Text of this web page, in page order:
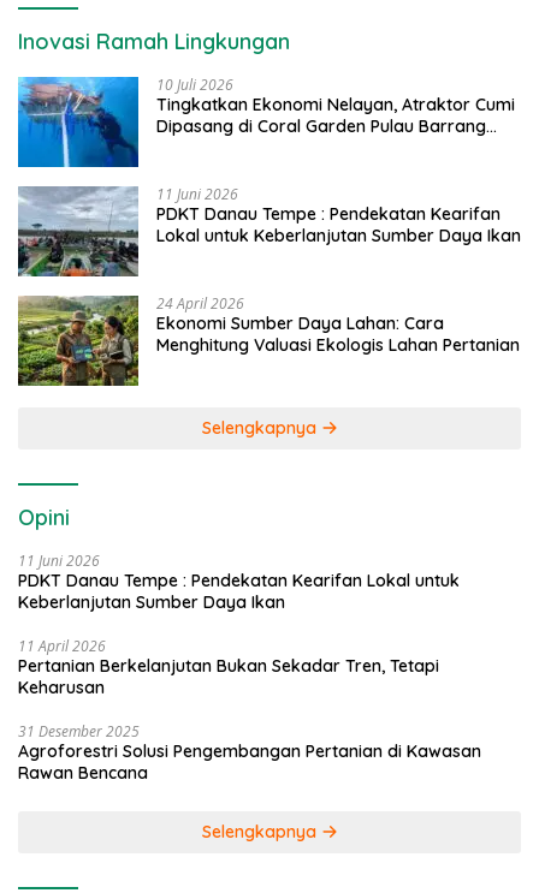
Inovasi Ramah Lingkungan
10 Juli 2026
Tingkatkan Ekonomi Nelayan, Atraktor Cumi
Dipasang di Coral Garden Pulau Barrang
11 Juni 2026
PDKT Danau Tempe : Pendekatan Kearifan
Lokal untuk Keberlanjutan Sumber Daya Ikan
24 April 2026
Ekonomi Sumber Daya Lahan: Cara
Menghitung Valuasi Ekologis Lahan Pertanian
Selengkapnya
Opini
11 Juni 2026
PDKT Danau Tempe : Pendekatan Kearifan Lokal untuk
Keberlanjutan Sumber Daya Ikan
11 April 2026
Pertanian Berkelanjutan Bukan Sekadar Tren, Tetapi
Keharusan
31 Desember 2025
Agroforestri Solusi Pengembangan Pertanian di Kawasan
Rawan Bencana
Selengkapnya